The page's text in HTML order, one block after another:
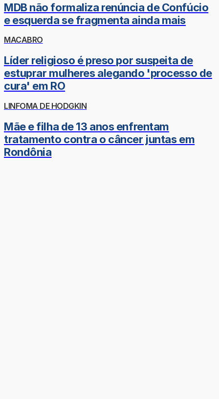
MDB não formaliza renúncia de Confúcio
e esquerda se fragmenta ainda mais
MACABRO
Líder religioso é preso por suspeita de
estuprar mulheres alegando 'processo de
cura' em RO
LINFOMA DE HODGKIN
Mãe e filha de 13 anos enfrentam
tratamento contra o câncer juntas em
Rondônia